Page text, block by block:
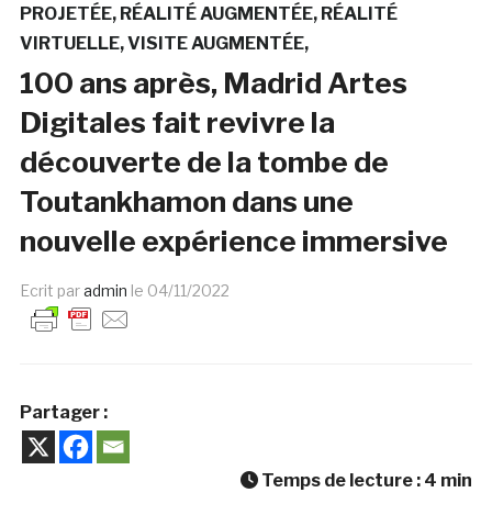
PROJETÉE RÉALITÉ AUGMENTÉE RÉALITÉ
VIRTUELLE VISITE AUGMENTÉE
100 ans après, Madrid Artes
Digitales fait revivre la
découverte de la tombe de
Toutankhamon dans une
nouvelle expérience immersive
Ecrit paradmin le 04/11/2022
Partager :
Temps de lecture : 4 min